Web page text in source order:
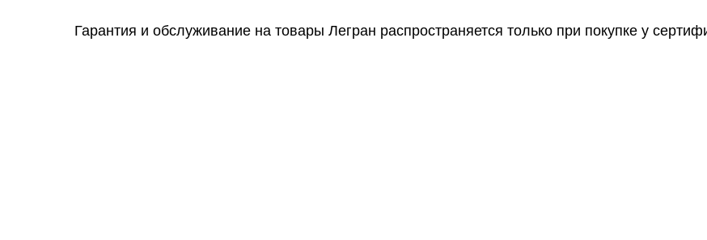
Гарантия и обслуживание на товары Легран распространяется только при покупке у